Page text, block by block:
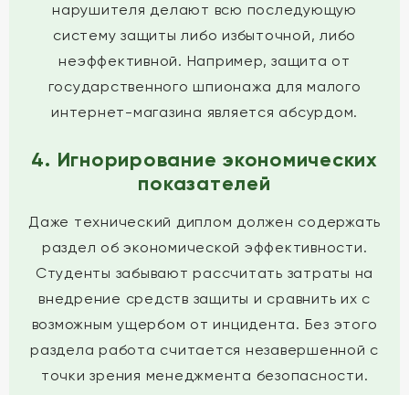
нарушителя делают всю последующую
систему защиты либо избыточной, либо
неэффективной. Например, защита от
государственного шпионажа для малого
интернет-магазина является абсурдом.
4. Игнорирование экономических
показателей
Даже технический диплом должен содержать
раздел об экономической эффективности.
Студенты забывают рассчитать затраты на
внедрение средств защиты и сравнить их с
возможным ущербом от инцидента. Без этого
раздела работа считается незавершенной с
точки зрения менеджмента безопасности.